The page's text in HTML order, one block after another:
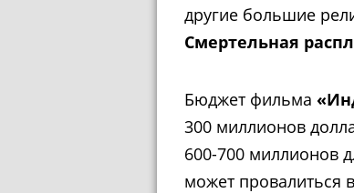
другие большие
Смертельная
Бюджет фильма
300 миллионов
600-700 миллионов
может провалиться